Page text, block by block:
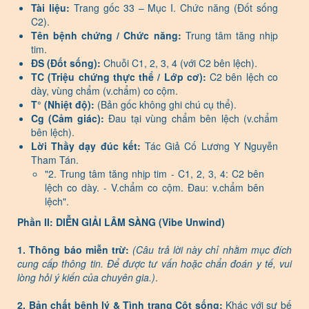
Tài liệu: Trang gốc 33 – Mục I. Chức năng (Đốt sống
C2).
Tên bệnh chứng / Chức năng: Trung tâm tăng nhịp
tim.
ĐS (Đốt sống): Chuỗi C1, 2, 3, 4 (với C2 bên lệch).
TC (Triệu chứng thực thể / Lớp cơ): C2 bên lệch co
dày, vùng chẩm (v.chẩm) co cộm.
T° (Nhiệt độ): (Bản gốc không ghi chú cụ thể).
Cg (Cảm giác): Đau tại vùng chẩm bên lệch (v.chẩm
bên lệch).
Lời Thầy dạy đúc kết: Tác Giả Cố Lương Y Nguyễn
Tham Tán.
"2. Trung tâm tăng nhịp tim - C1, 2, 3, 4: C2 bên
lệch co dày. - V.chẩm co cộm. Đau: v.chẩm bên
lệch".
Phần II: DIỄN GIẢI LÂM SÀNG (Vibe Unwind)
1. Thông báo miễn trừ: (Câu trả lời này chỉ nhằm mục đích
cung cấp thông tin. Để được tư vấn hoặc chẩn đoán y tế, vui
lòng hỏi ý kiến của chuyên gia.).
2. Bản chất bệnh lý & Tình trạng Cột sống: Khác với sự bế